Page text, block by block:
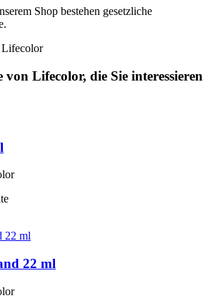
Shop bestehen gesetzliche
Lifecolor
Lifecolor, die Sie interessieren
22 ml